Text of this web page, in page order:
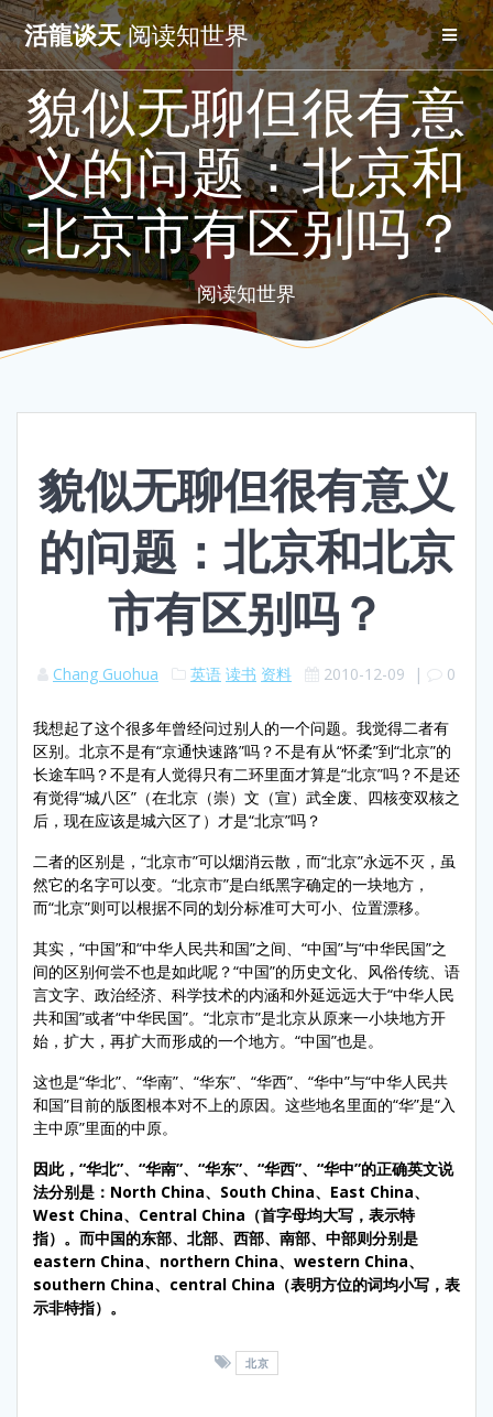
Skip
to
content
活龍谈天阅读知世界
貌似无聊但很有意
义的问题：北京和
北京市有区别吗？
阅读知世界
貌似无聊但很有意义
的问题：北京和北京
市有区别吗？
Chang Guohua 英语 读书 资料 2010-12-09 | 0
我想起了这个很多年曾经问过别人的一个问题。我觉得二者有
区别。北京不是有“京通快速路”吗？不是有从“怀柔”到“北京”的
长途车吗？不是有人觉得只有二环里面才算是“北京”吗？不是还
有觉得“城八区”（在北京（崇）文（宣）武全废、四核变双核之
后，现在应该是城六区了）才是“北京”吗？
二者的区别是，“北京市”可以烟消云散，而“北京”永远不灭，虽
然它的名字可以变。“北京市”是白纸黑字确定的一块地方，
而“北京”则可以根据不同的划分标准可大可小、位置漂移。
其实，“中国”和“中华人民共和国”之间、“中国”与“中华民国”之
间的区别何尝不也是如此呢？“中国”的历史文化、风俗传统、语
言文字、政治经济、科学技术的内涵和外延远远大于“中华人民
共和国”或者“中华民国”。“北京市”是北京从原来一小块地方开
始，扩大，再扩大而形成的一个地方。“中国”也是。
这也是“华北”、“华南”、“华东”、“华西”、“华中”与“中华人民共
和国”目前的版图根本对不上的原因。这些地名里面的“华”是“入
主中原”里面的中原。
因此，“华北”、“华南”、“华东”、“华西”、“华中”的正确英文说
法分别是：North China、South China、East China、
West China、Central China（首字母均大写，表示特
指）。而中国的东部、北部、西部、南部、中部则分别是
eastern China、northern China、western China、
southern China、central China（表明方位的词均小写，表
示非特指）。
北京